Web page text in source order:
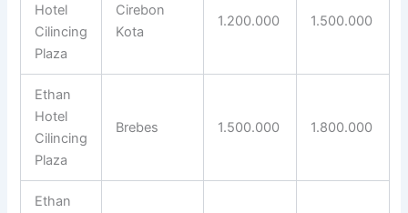
Hotel
Cilincing
Plaza
Cirebon
Kota
1.200.000 1.500.000
Ethan
Hotel
Cilincing
Plaza
Brebes 1.500.000 1.800.000
Ethan